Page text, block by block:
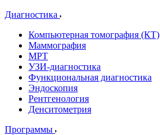
Диагностика
Компьютерная томография (КТ)
Маммография
МРТ
УЗИ-диагностика
Функциональная диагностика
Эндоскопия
Рентгенология
Денситометрия
Программы